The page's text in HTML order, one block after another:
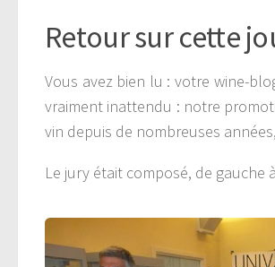
Retour sur cette
Vous avez bien lu : votre wine-
vraiment inattendu : notre
vin depuis de nombreuses
Le jury était composé, de gauche